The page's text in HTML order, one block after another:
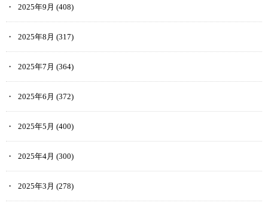
2025年9月 (408)
2025年8月 (317)
2025年7月 (364)
2025年6月 (372)
2025年5月 (400)
2025年4月 (300)
2025年3月 (278)